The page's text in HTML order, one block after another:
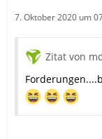
7. Oktober 2020 um
Zitat von